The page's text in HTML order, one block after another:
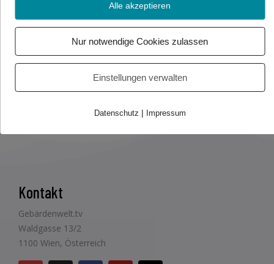
Foto/Video Credits: flaticon.com – freepik / Gebärdenwelt.tv
Beitrag teilen
Kontakt
Gebärdenwelt.tv
Waldgasse 13/2
1100 Wien, Österreich
Alle akzeptieren
Nur notwendige Cookies zulassen
Einstellungen verwalten
Datenschutz | Impressum